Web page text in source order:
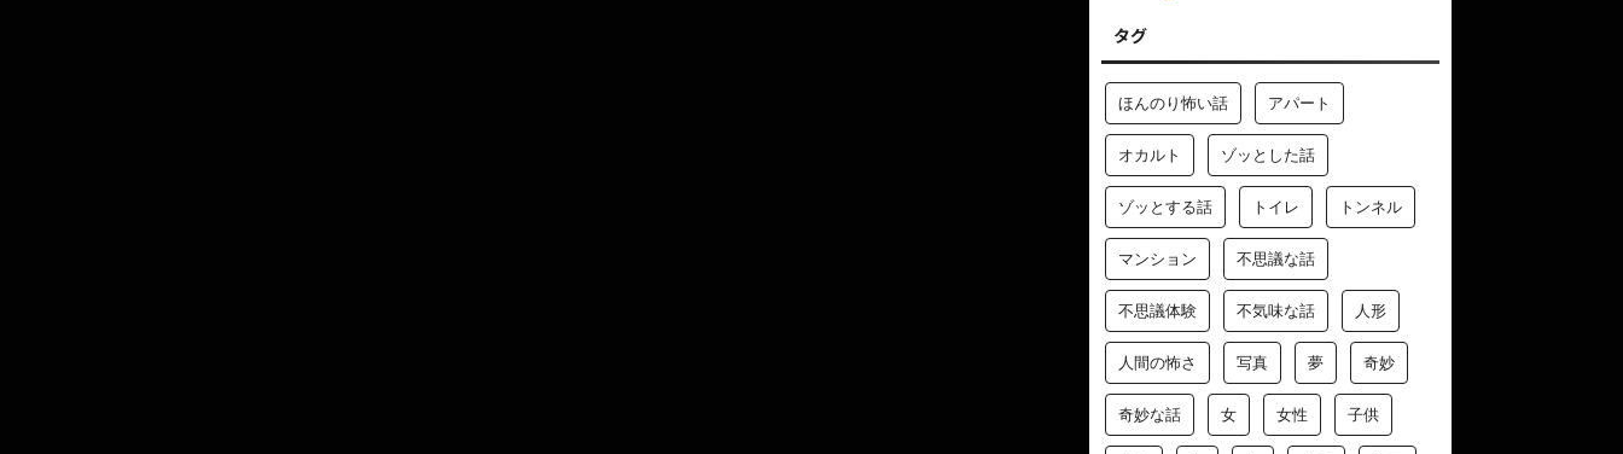
タグ
ほんのり怖い話 アパート
オカルト ゾッとした話
ゾッとする話 トイレ トンネル
マンション 不思議な話
不思議体験 不気味な話 人形
人間の怖さ 写真 夢 奇妙
奇妙な話 女 女性 子供